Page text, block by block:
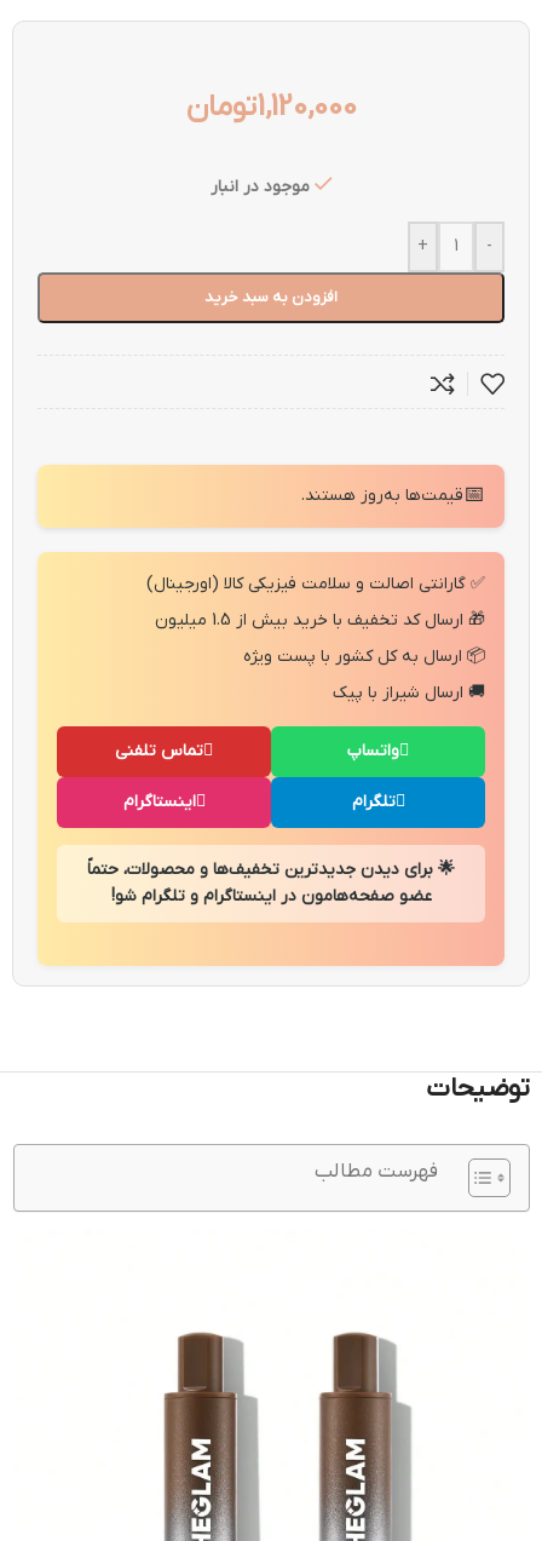
1,120,000تومان
موجود در انبار
-
+
افزودن به سبد خرید
📅قیمت‌ها به‌روز هستند.
✅ گارانتی اصالت و سلامت فیزیکی کالا (اورجینال)
🎁 ارسال کد تخفیف با خرید بیش از 1.5 میلیون
📦 ارسال به کل کشور با پست ویژه
🚚 ارسال شیراز با پیک
تماس تلفنی واتساپ
اینستاگرام تلگرام
🌟 برای دیدن جدیدترین تخفیف‌ها و محصولات، حتماً
عضو صفحه‌هامون در اینستاگرام و تلگرام شو!
توضیحات
فهرست مطالب